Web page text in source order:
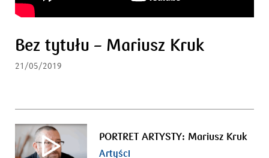
Bez tytułu – Mariusz Kruk
21/05/2019
PORTRET ARTYSTY: Mariusz Kruk
Artyści